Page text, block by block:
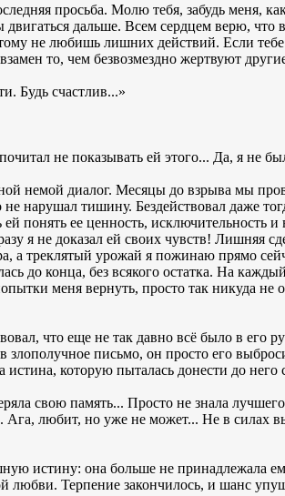
просьба. Молю тебя, забудь меня,
дальше. Всем сердцем верю, что
не любишь лишних действий. Если тебе
то, чем безвозмездно жертвуют
Будь счастлив...»
не показывать ей этого... Да, я не
немой диалог. Месяцы до взрыва мы
нарушал тишину. Бездействовал даже
понять ее ценность, исключительность
я не доказал ей своих чувств! Лишняя
а треклятый урожай я пожинаю прямо
до конца, без всякого остатка. На
меня вернуть, просто так никуда
что еще не так давно всё было в
злополучное письмо, он просто его
которую пыталась донести до него
свою память... Просто не знала
Ага, любит, но уже не может... Не в
истину: она больше не принадлежала
любви. Терпение закончилось, и шанс